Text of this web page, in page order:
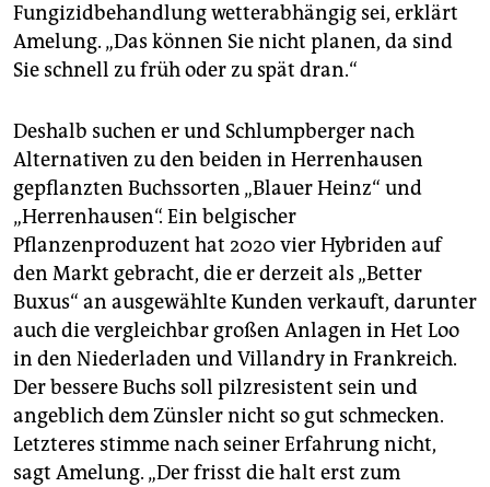
Fungizidbehandlung wetterabhängig sei, erklärt
Amelung. „Das können Sie nicht planen, da sind
Sie schnell zu früh oder zu spät dran.“
Deshalb suchen er und Schlumpberger nach
Alternativen zu den beiden in Herrenhausen
gepflanzten Buchssorten „Blauer Heinz“ und
„Herrenhausen“. Ein belgischer
Pflanzenproduzent hat 2020 vier Hybriden auf
den Markt gebracht, die er derzeit als „Better
Buxus“ an ausgewählte Kunden verkauft, darunter
auch die vergleichbar großen Anlagen in Het Loo
in den Niederladen und Villandry in Frankreich.
Der bessere Buchs soll pilzresistent sein und
angeblich dem Zünsler nicht so gut schmecken.
Letzteres stimme nach seiner Erfahrung nicht,
sagt Amelung. „Der frisst die halt erst zum